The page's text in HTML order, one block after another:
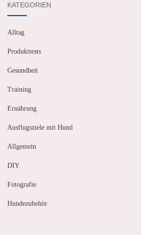
KATEGORIEN
Alltag
Produkttests
Gesundheit
Training
Ernährung
Ausflugsziele mit Hund
Allgemein
DIY
Fotografie
Hundezubehör